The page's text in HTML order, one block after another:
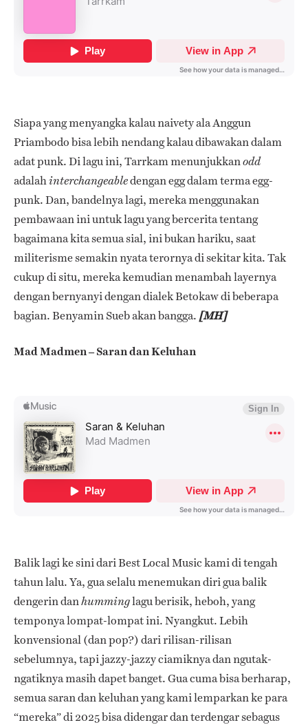
Siapa yang menyangka kalau naivety ala Anggun
Priambodo bisa lebih nendang kalau dibawakan dalam
adat punk.Di lagu ini, Tarrkam menunjukkanodd
adalahinterchangeabledengan egg dalam terma egg-
punk. Dan, bandelnya lagi, mereka menggunakan
pembawaan ini untuk lagu yang bercerita tentang
bagaimana kita semua sial, ini bukan hariku, saat
militerisme semakin nyata terornya di sekitar kita.Tak
cukup di situ, mereka kemudian menambah layernya
dengan bernyanyi dengan dialek Betokaw di beberapa
bagian. Benyamin Sueb akan bangga. [MH]
Mad Madmen – Saran dan Keluhan
Balik lagi ke sini dari Best Local Music kami di tengah
tahun lalu. Ya, gua selalu menemukan diri gua balik
dengerin danhumminglagu berisik, heboh, yang
temponya lompat-lompat ini.Nyangkut. Lebih
konvensional (dan pop?) dari rilisan-rilisan
sebelumnya, tapi jazzy-jazzy ciamiknya dan ngutak-
ngatiknya masih dapet banget. Guacuma bisa berharap,
semua saran dan keluhan yang kami lemparkan ke para
“mereka” di 2025 bisa didengar dan terdengar sebagus